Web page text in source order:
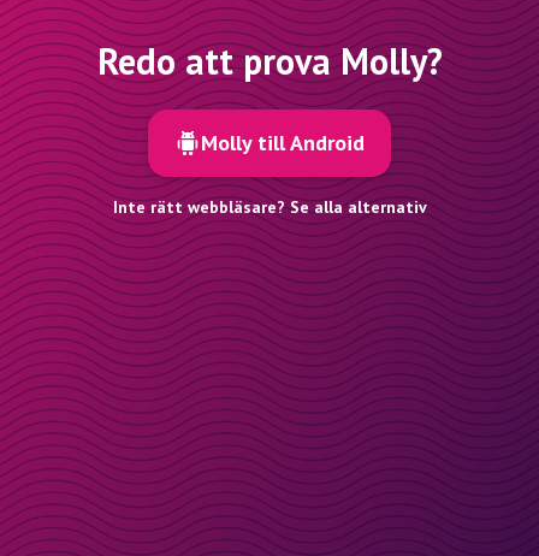
Redo att prova Molly?
Molly till Android
Inte rätt webbläsare? Se alla alternativ